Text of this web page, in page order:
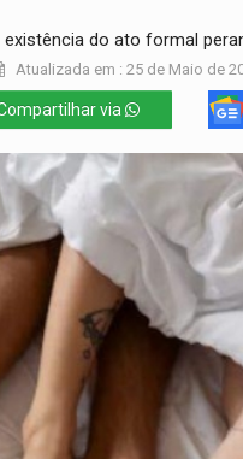
do ato formal
Atualizada em : 25 de Maio de
via